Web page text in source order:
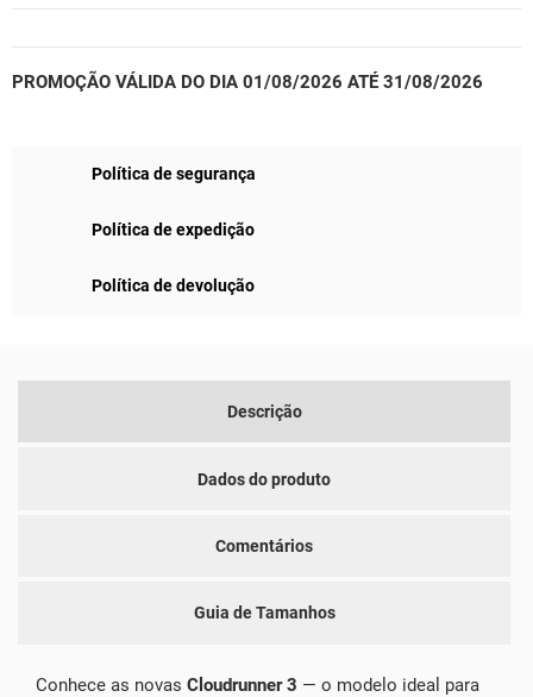
PROMOÇÃO VÁLIDA DO DIA 01/08/2026 ATÉ 31/08/2026
Política de segurança
Política de expedição
Política de devolução
Descrição
Dados do produto
Comentários
Guia de Tamanhos
Conhece as novas Cloudrunner 3 — o modelo ideal para